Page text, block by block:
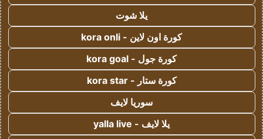
يلا شوت
كورة اون لاين - kora onli
كورة جول - kora goal
كورة ستار - kora star
سوريا لايف
يلا لايف - yalla live